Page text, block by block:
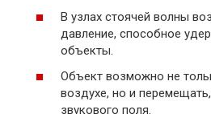
В узлах стоячей волны
давление, способное
объекты.
Объект возможно не
воздухе, но и
звукового поля.